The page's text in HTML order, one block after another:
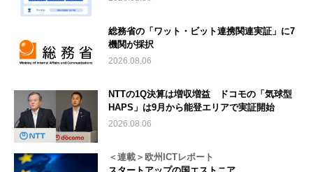
総務省の「ワット・ビット連携関連実証」に7
機関が採択
2026.08.06
NTTの1Q決算は増収増益 ドコモの「気球型
HAPS」は9月から能登エリアで実証開始
2026.08.06
＜連載＞欧州ICTレポート